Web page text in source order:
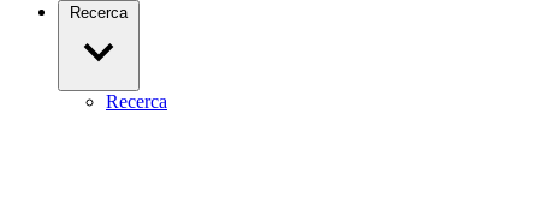
Recerca
Recerca